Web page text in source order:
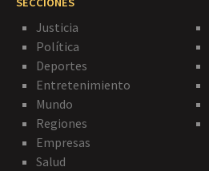
Justicia
Política
Deportes
Entretenimiento
Mundo
Regiones
Empresas
Salud